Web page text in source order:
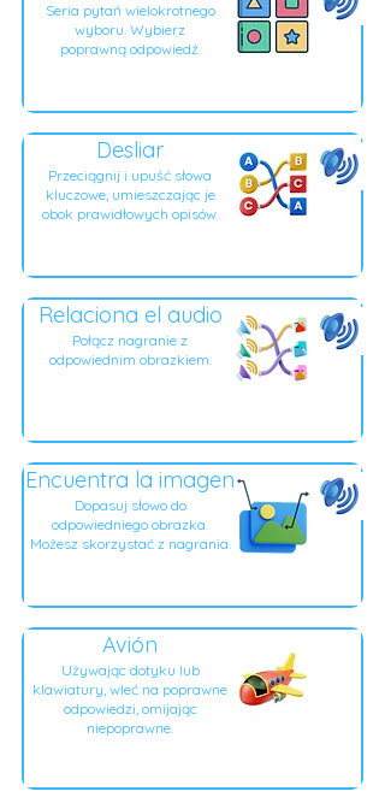
Seria pytań wielokrotnego
wyboru. Wybierz
poprawną odpowiedź.
Desliar
Przeciągnij i upuść słowa
kluczowe, umieszczając je
obok prawidłowych opisów.
Relaciona el audio
Połącz nagranie z
odpowiednim obrazkiem.
Encuentra la imagen
Dopasuj słowo do
odpowiedniego obrazka.
Możesz skorzystać z nagrania.
Avión
Używając dotyku lub
klawiatury, wleć na poprawne
odpowiedzi, omijając
niepoprawne.